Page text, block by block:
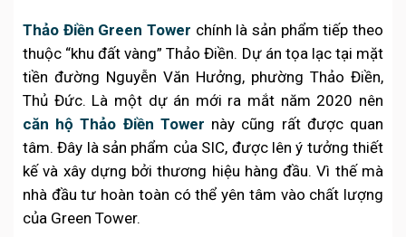
Thảo Điền Green Tower chính là sản phẩm tiếp theo
thuộc “khu đất vàng” Thảo Điền. Dự án tọa lạc tại mặt
tiền đường Nguyễn Văn Hưởng, phường Thảo Điền,
Thủ Đức. Là một dự án mới ra mắt năm 2020 nên
căn hộ Thảo Điền Tower này cũng rất được quan
tâm. Đây là sản phẩm của SIC, được lên ý tưởng thiết
kế và xây dựng bởi thương hiệu hàng đầu. Vì thế mà
nhà đầu tư hoàn toàn có thể yên tâm vào chất lượng
của Green Tower.